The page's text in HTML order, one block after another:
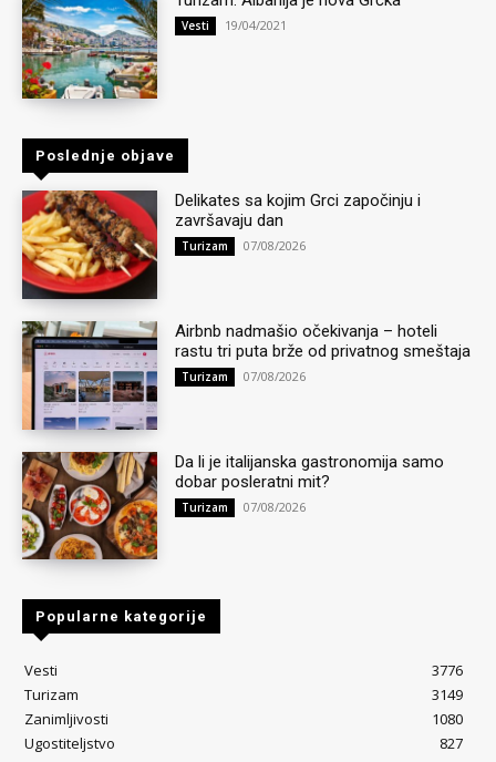
Vesti 19/04/2021
Poslednje objave
Delikates sa kojim Grci započinju i
završavaju dan
Turizam 07/08/2026
Airbnb nadmašio očekivanja – hoteli
rastu tri puta brže od privatnog smeštaja
Turizam 07/08/2026
Da li je italijanska gastronomija samo
dobar posleratni mit?
Turizam 07/08/2026
Popularne kategorije
Vesti
3776
Turizam
3149
Zanimljivosti
1080
Ugostiteljstvo
827